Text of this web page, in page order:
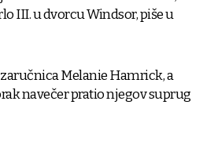
III. u dvorcu Windsor, piše u
Melanie Hamrick, a
navečer pratio njegov suprug